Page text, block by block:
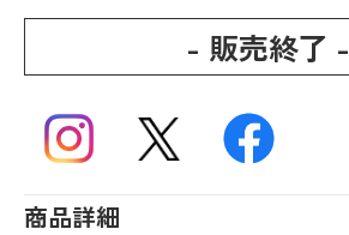
- 販売終了 -
商品詳細